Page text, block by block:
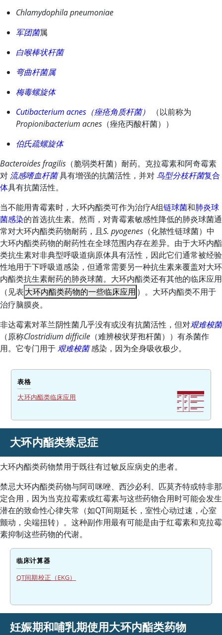
Chlamydophila pneumoniae
军团菌属
白喉棒状杆菌
弯曲杆菌属
梅毒螺旋体
Cutibacterium acnes（痤疮角质杆菌）
（以前称为
Propionibacterium acnes （痤疮丙酸杆菌））
伯氏疏螺旋体
Bacteroides fragilis （脆弱类杆菌）耐药。克拉霉素和阿奇霉素
对 流感嗜血杆菌具有增强的抗菌活性，并对鸟型分枝杆菌复合
体具有抗菌活性。
当不能用青霉素时，大环内酯类可作为治疗A组链球菌和肺炎球
菌感染的首选抗生素。然而，对青霉素敏感性降低的肺炎球菌通
常对大环内酯类药物耐药，且S. pyogenes （化脓性链球菌）中
大环内酯类药物的耐药性在全球范围内存在差异。由于大环内酯
类抗生素对非典型呼吸道病原体具有活性，因此它们通常被经验
性地用于下呼吸道感染，但通常需要另一种抗生素来覆盖对大环
内酯类抗生素耐药的肺炎球菌。大环内酯类还有其他的临床应用
（见表大环内酯类药物的一些临床应用 ）。大环内酯类不用于
治疗脑膜炎。
非达霉素对革兰阴性菌几乎没有或没有抗菌活性，但对艰难梭菌
（原称Clostridium difficile （难辨梭状芽孢杆菌））有杀菌作
用。它专门用于艰难梭菌感染，因为全身吸收极少。
表格
大环内酯类临床应用
大环内酯类禁忌症
大环内酯类药物禁用于既往有过敏反应病史的患者。
禁忌大环内酯类药物与阿司咪唑、西沙必利、匹莫齐特或特非那
定合用，因为当克拉霉素或红霉素与这些药物合用时可能会发生
潜在的致命性心律失常（如QT间期延长，室性心动过速，心室
颤动，尖端扭转）。这种副作用最有可能是由于红霉素和克拉霉
素抑制这些药物的代谢。
临床计算器
QT间期校正（EKG）
妊娠期和哺乳期使用大环内酯类药物